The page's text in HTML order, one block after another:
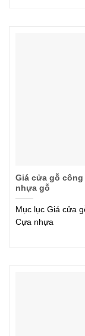
Giá cửa gỗ công
nhựa gỗ
Mục lục Giá cửa
Cựa nhựa